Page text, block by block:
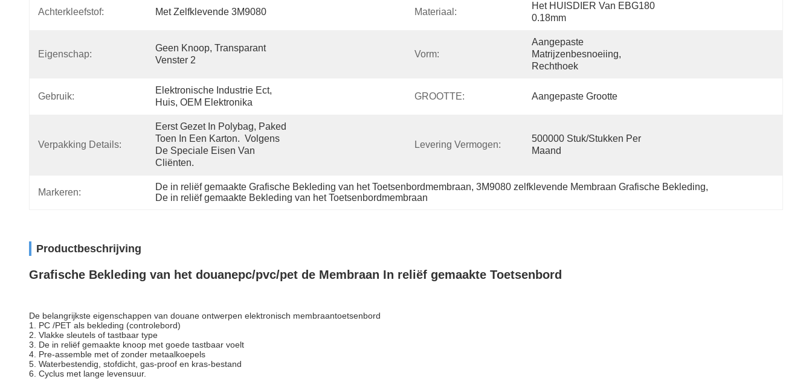
Achterkleefstof: Met Zelfklevende 3M9080 Materiaal:
Het HUISDIER Van EBG180
0.18mm
Eigenschap:
Geen Knoop, Transparant
Venster 2
Vorm:
Aangepaste
Matrijzenbesnoeiing,
Rechthoek
Gebruik:
Elektronische Industrie Ect,
Huis, OEM Elektronika
GROOTTE: Aangepaste Grootte
Verpakking Details:
Eerst Gezet In Polybag, Paked
Toen In Een Karton.  Volgens
De Speciale Eisen Van
Cliënten.
Levering Vermogen:
500000 Stuk/Stukken Per
Maand
Markeren:
De in reliëf gemaakte Grafische Bekleding van het Toetsenbordmembraan, 3M9080 zelfklevende Membraan Grafische Bekleding,
De in reliëf gemaakte Bekleding van het Toetsenbordmembraan
Productbeschrijving
Grafische Bekleding van het douanepc/pvc/pet de Membraan In reliëf gemaakte Toetsenbord
De belangrijkste eigenschappen van douane ontwerpen elektronisch membraantoetsenbord
1. PC /PET als bekleding (controlebord)
2. Vlakke sleutels of tastbaar type
3. De in reliëf gemaakte knoop met goede tastbaar voelt
4. Pre-assemble met of zonder metaalkoepels
5. Waterbestendig, stofdicht, gas-proof en kras-bestand
6. Cyclus met lange levensuur.